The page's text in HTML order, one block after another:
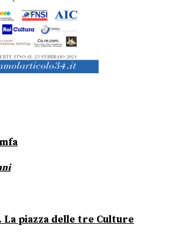
piazza delle tre Culture